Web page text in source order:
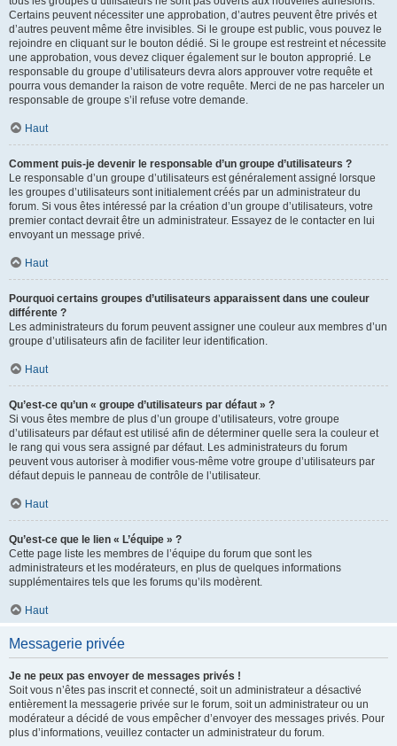
Certains peuvent nécessiter une approbation, d’autres peuvent être privés et
d’autres peuvent même être invisibles. Si le groupe est public, vous pouvez le
rejoindre en cliquant sur le bouton dédié. Si le groupe est restreint et nécessite
une approbation, vous devez cliquer également sur le bouton approprié. Le
responsable du groupe d’utilisateurs devra alors approuver votre requête et
pourra vous demander la raison de votre requête. Merci de ne pas harceler un
responsable de groupe s’il refuse votre demande.
Haut
Comment puis-je devenir le responsable d’un groupe d’utilisateurs ?
Le responsable d’un groupe d’utilisateurs est généralement assigné lorsque
les groupes d’utilisateurs sont initialement créés par un administrateur du
forum. Si vous êtes intéressé par la création d’un groupe d’utilisateurs, votre
premier contact devrait être un administrateur. Essayez de le contacter en lui
envoyant un message privé.
Haut
Pourquoi certains groupes d’utilisateurs apparaissent dans une couleur
différente ?
Les administrateurs du forum peuvent assigner une couleur aux membres d’un
groupe d’utilisateurs afin de faciliter leur identification.
Haut
Qu’est-ce qu’un « groupe d’utilisateurs par défaut » ?
Si vous êtes membre de plus d’un groupe d’utilisateurs, votre groupe
d’utilisateurs par défaut est utilisé afin de déterminer quelle sera la couleur et
le rang qui vous sera assigné par défaut. Les administrateurs du forum
peuvent vous autoriser à modifier vous-même votre groupe d’utilisateurs par
défaut depuis le panneau de contrôle de l’utilisateur.
Haut
Qu’est-ce que le lien « L’équipe » ?
Cette page liste les membres de l’équipe du forum que sont les
administrateurs et les modérateurs, en plus de quelques informations
supplémentaires tels que les forums qu’ils modèrent.
Haut
Messagerie privée
Je ne peux pas envoyer de messages privés !
Soit vous n’êtes pas inscrit et connecté, soit un administrateur a désactivé
entièrement la messagerie privée sur le forum, soit un administrateur ou un
modérateur a décidé de vous empêcher d’envoyer des messages privés. Pour
plus d’informations, veuillez contacter un administrateur du forum.